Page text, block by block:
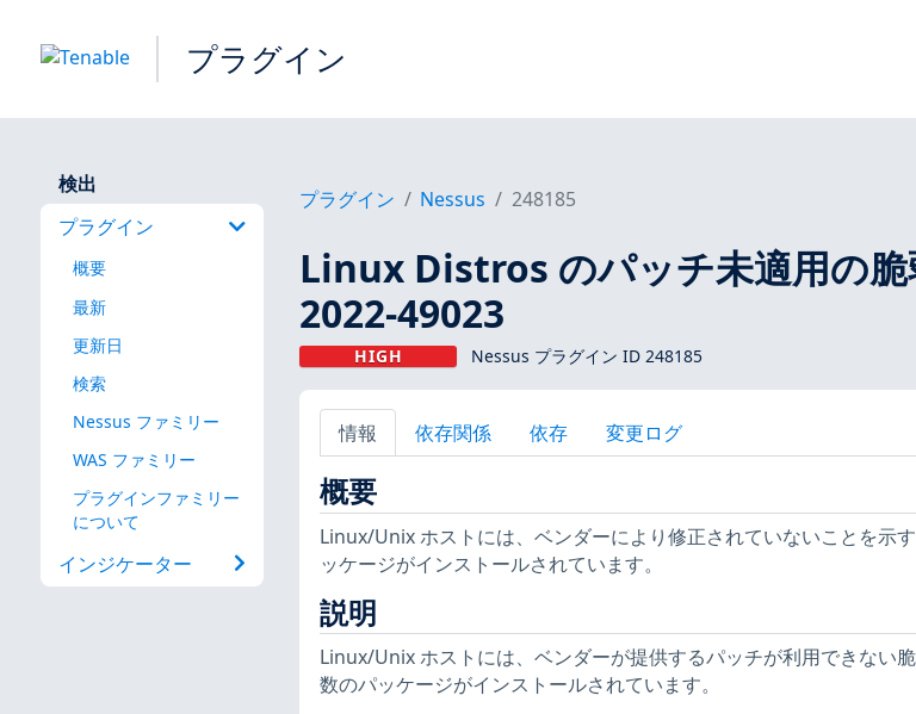
プラグイン
検出
プラグイン
概要
最新
更新日
検索
Nessus ファミリー
WAS ファミリー
プラグインファミリー
について
インジケーター
プラグイン Nessus 248185
Linux Distros のパッチ未適用の脆
2022-49023
HIGH Nessus プラグイン ID 248185
情報 依存関係 依存 変更ログ
概要
Linux/Unix ホストには、ベンダーにより修正されていないことを示
ッケージがインストールされています。
説明
Linux/Unix ホストには、ベンダーが提供するパッチが利用できない
数のパッケージがインストールされています。